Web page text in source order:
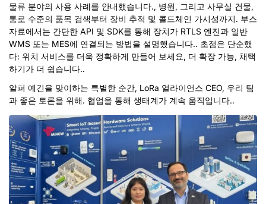
물류 분야의 사용 사례를 안내했습니다., 병원, 그리고 사무실 건물,
통로 수준의 품목 검색부터 장비 추적 및 콜드체인 가시성까지. 부스
자료에서는 간단한 API 및 SDK를 통해 장치가 RTLS 엔진과 일반
WMS 또는 MES에 연결되는 방법을 설명했습니다.. 초점은 단순했
다: 위치 서비스를 더욱 정확하게 만들어 보세요, 더 확장 가능, 채택
하기가 더 쉽습니다..
알퍼 예긴을 맞이하는 특별한 순간, LoRa 얼라이언스 CEO, 우리 팀
과 좋은 토론을 위해. 협업을 통해 생태계가 계속 움직입니다..